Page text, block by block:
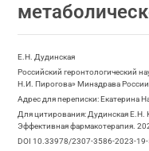
Е.Н. Дудинская
Российский геронтологический
Н.И. Пирогова» Минздрава России
Адрес для переписки: Екатерина
Для цитирования: Дудинская Е.Н.
Эффективная фармакотерапия.
DOI 10.33978/2307-3586-2023-